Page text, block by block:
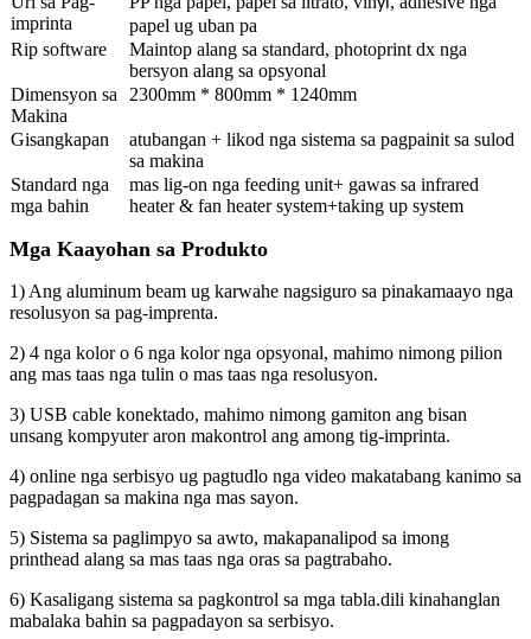
imprinta
papel ug uban pa
Rip software
Maintop alang sa standard, photoprint dx nga
bersyon alang sa opsyonal
Dimensyon sa
Makina
2300mm * 800mm * 1240mm
Gisangkapan
atubangan + likod nga sistema sa pagpainit sa sulod
sa makina
Standard nga
mga bahin
mas lig-on nga feeding unit+ gawas sa infrared
heater & fan heater system+taking up system
Mga Kaayohan sa Produkto
1) Ang aluminum beam ug karwahe nagsiguro sa pinakamaayo nga
resolusyon sa pag-imprenta.
2) 4 nga kolor o 6 nga kolor nga opsyonal, mahimo nimong pilion
ang mas taas nga tulin o mas taas nga resolusyon.
3) USB cable konektado, mahimo nimong gamiton ang bisan
unsang kompyuter aron makontrol ang among tig-imprinta.
4) online nga serbisyo ug pagtudlo nga video makatabang kanimo sa
pagpadagan sa makina nga mas sayon.
5) Sistema sa paglimpyo sa awto, makapanalipod sa imong
printhead alang sa mas taas nga oras sa pagtrabaho.
6) Kasaligang sistema sa pagkontrol sa mga tabla.dili kinahanglan
mabalaka bahin sa pagpadayon sa serbisyo.